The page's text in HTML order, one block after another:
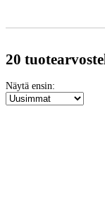
20
Näytä ensin: